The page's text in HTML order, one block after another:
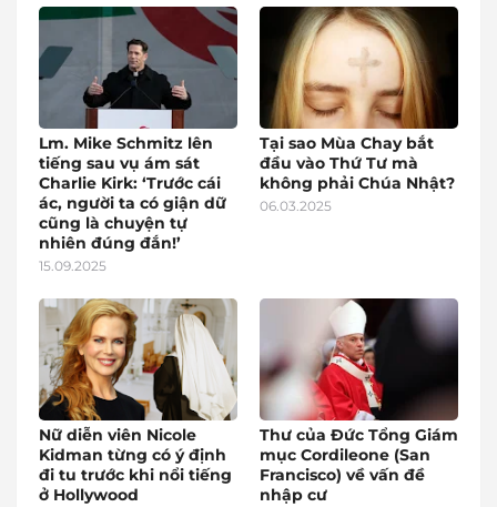
Lm. Mike Schmitz lên
tiếng sau vụ ám sát
Charlie Kirk: ‘Trước cái
ác, người ta có giận dữ
cũng là chuyện tự
nhiên đúng đắn!’
15.09.2025
Tại sao Mùa Chay bắt
đầu vào Thứ Tư mà
không phải Chúa Nhật?
06.03.2025
Nữ diễn viên Nicole
Kidman từng có ý định
đi tu trước khi nổi tiếng
ở Hollywood
Thư của Đức Tổng Giám
mục Cordileone (San
Francisco) về vấn đề
nhập cư